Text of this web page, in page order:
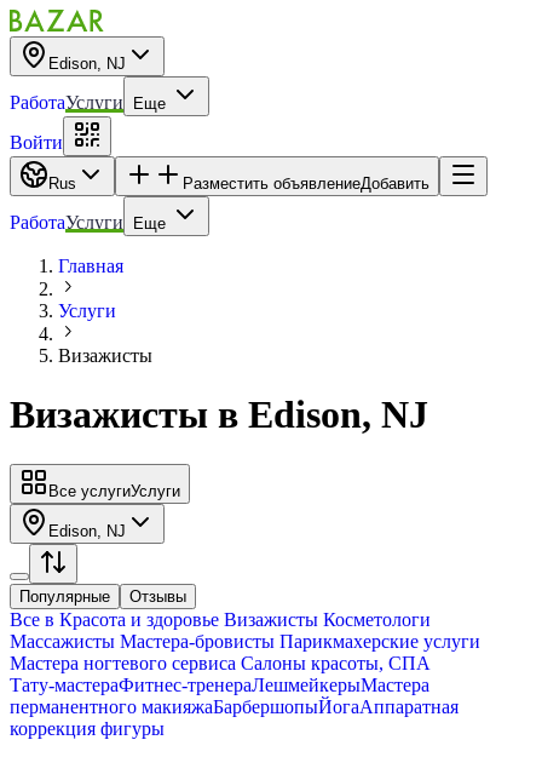
Edison, NJ
РаботаУслуги Еще
Войти
Rus Разместить объявлениеДобавить
РаботаУслуги Еще
Главная
Услуги
Визажисты
Визажисты в Edison, NJ
Все услугиУслуги
Edison, NJ
Популярные Отзывы
Все в Красота и здоровье Визажисты Косметологи
Массажисты Мастера-бровисты Парикмахерские услуги
Мастера ногтевого сервиса Салоны красоты, СПА
Тату-мастераФитнес-тренераЛешмейкерыМастера
перманентного макияжаБарбершопыЙогаАппаратная
коррекция фигуры